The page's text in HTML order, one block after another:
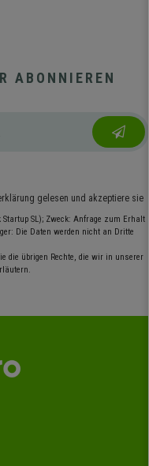
ABONNIEREN
gelesen und akzeptiere sie
Startup SL); Zweck: Anfrage zum Erhalt
Die Daten werden nicht an Dritte
die übrigen Rechte, die wir in unserer